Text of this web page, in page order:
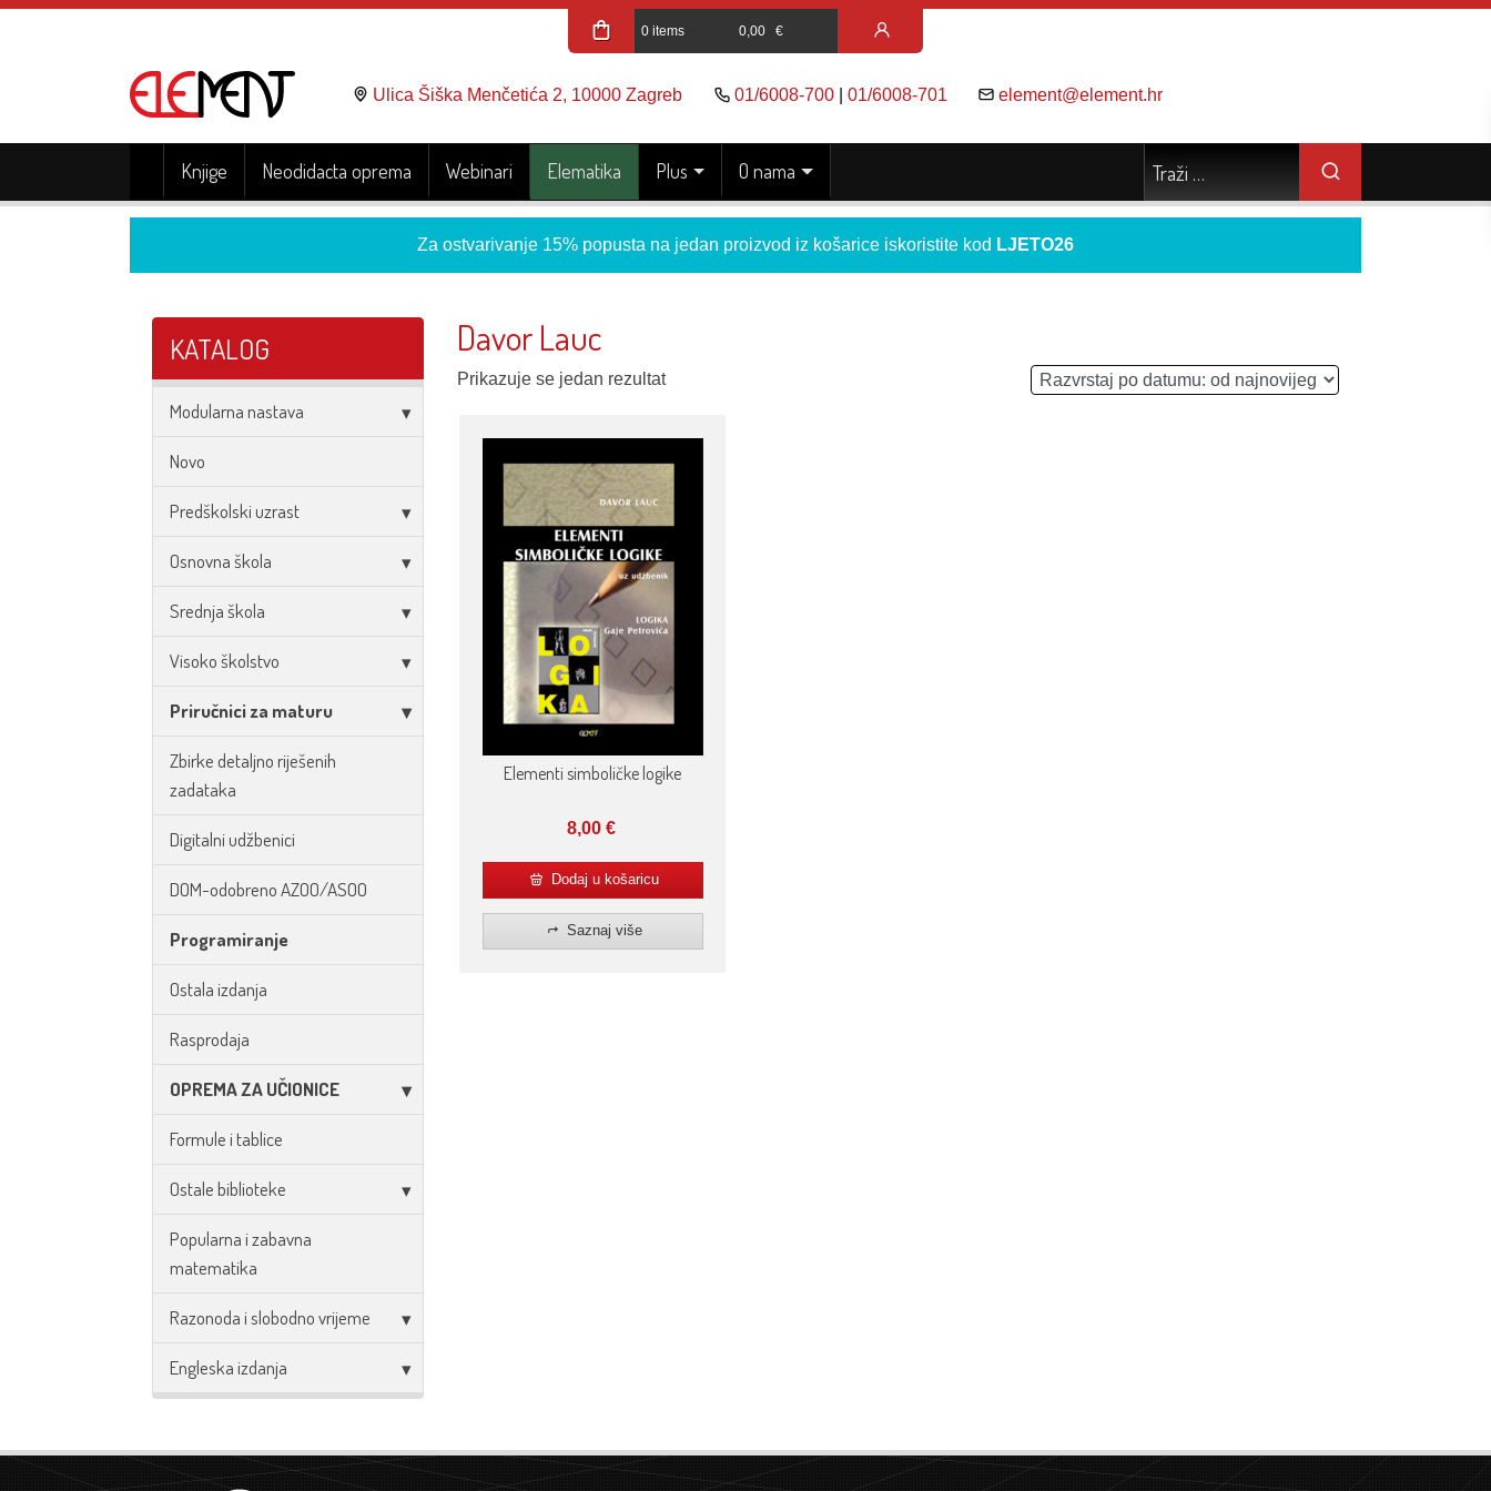
0 items 0,00 €
Ulica Šiška Menčetića 2, 10000 Zagreb 01/6008-700| 01/6008-701 element@element.hr
Knjige Neodidacta oprema Webinari Elematika Plus O nama
Za ostvarivanje 15% popusta na jedan proizvod iz košarice iskoristite kod LJETO26
KATALOG
Modularna nastava
Novo
Predškolski uzrast
Osnovna škola
Srednja škola
Visoko školstvo
Priručnici za maturu
Zbirke detaljno riješenih
zadataka
Digitalni udžbenici
DOM-odobreno AZOO/ASOO
Programiranje
Ostala izdanja
Rasprodaja
OPREMA ZA UČIONICE
Formule i tablice
Ostale biblioteke
Popularna i zabavna
matematika
Razonoda i slobodno vrijeme
Engleska izdanja
Davor Lauc
Prikazuje se jedan rezultat
Elementi simboličke logike
8,00 €
Dodaj u košaricu
Saznaj više